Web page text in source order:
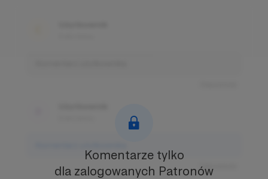
Odpowiedz
Komentarze tylko
dla zalogowanych Patronów